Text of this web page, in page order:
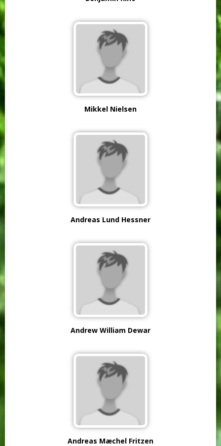
Mikkel Nielsen
Andreas Lund Hessner
Andrew William Dewar
Andreas Mæchel Fritzen